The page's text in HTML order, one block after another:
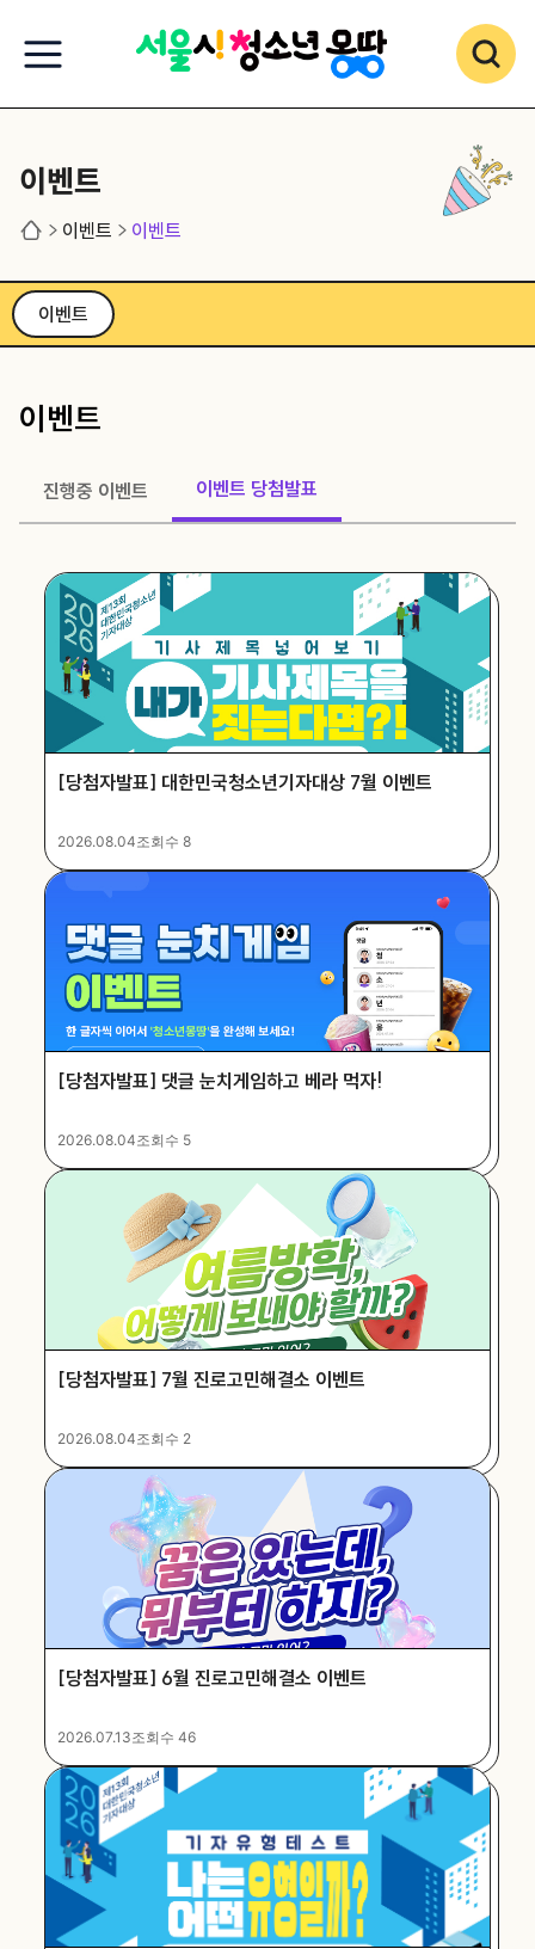
이벤트
이벤트 이벤트
이벤트
이벤트
진행중 이벤트 이벤트 당첨발표
[당첨자발표] 대한민국청소년기자대상 7월 이벤트
2026.08.04조회수 8
[당첨자발표] 댓글 눈치게임하고 베라 먹자!
2026.08.04조회수 5
[당첨자발표] 7월 진로고민해결소 이벤트
2026.08.04조회수 2
[당첨자발표] 6월 진로고민해결소 이벤트
2026.07.13조회수 46